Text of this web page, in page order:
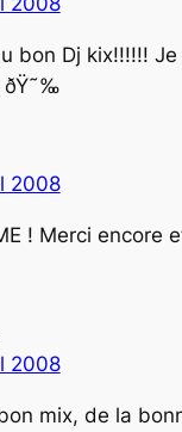
bon Dj kix!!!!!!
ðŸ˜‰
2008
! Merci encore
2008
mix, de la